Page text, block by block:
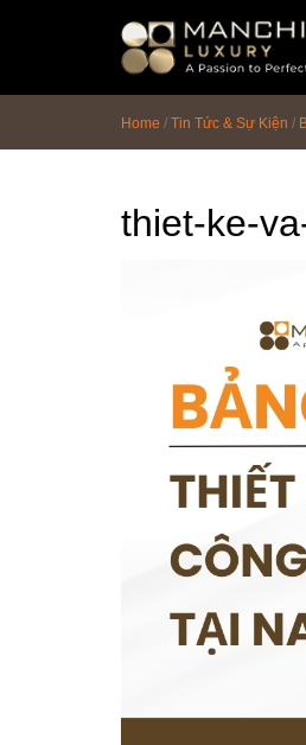
Home / Tin Tức & Sự Kiện /
thiet-ke-